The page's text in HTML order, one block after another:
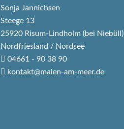
Sonja Jannichsen
Steege 13
25920 Risum-Lindholm (bei Niebüll)
Nordfriesland / Nordsee
04661 - 90 38 90
kontakt@malen-am-meer.de